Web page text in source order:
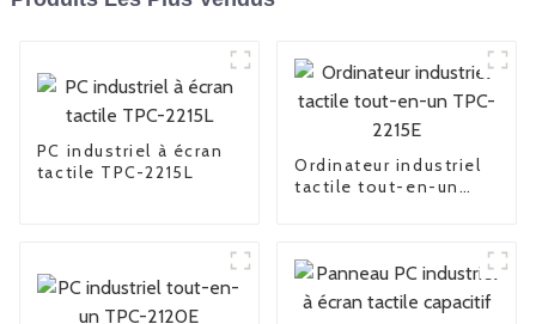
PC industriel à écran
tactile TPC-2215L
Ordinateur industriel
tactile tout-en-un